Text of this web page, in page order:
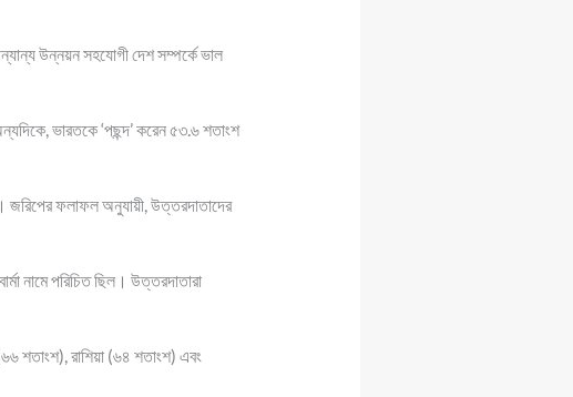
উন্নয়ন সহযোগী দেশ সম্পর্কে ভাল
ভারতকে ‘পছন্দ’ করেন ৫৩.৬ শতাংশ
জরিপের ফলাফল অনুযায়ী, উত্তরদাতাদের
নামে পরিচিত ছিল। উত্তরদাতারা
শতাংশ), রাশিয়া (৬৪ শতাংশ) এবং